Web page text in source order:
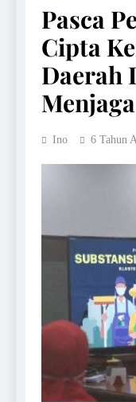
Pasca
Cipta
Daerah
Ino 6 Tahun